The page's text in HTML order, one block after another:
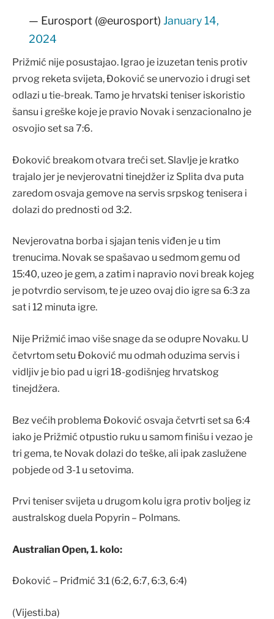
— Eurosport (@eurosport) January 14,
2024
Prižmić nije posustajao. Igrao je izuzetan tenis protiv
prvog reketa svijeta, Đoković se unervozio i drugi set
odlazi u tie-break. Tamo je hrvatski teniser iskoristio
šansu i greške koje je pravio Novak i senzacionalno je
osvojio set sa 7:6.
Đoković breakom otvara treći set. Slavlje je kratko
trajalo jer je nevjerovatni tinejdžer iz Splita dva puta
zaredom osvaja gemove na servis srpskog tenisera i
dolazi do prednosti od 3:2.
Nevjerovatna borba i sjajan tenis viđen je u tim
trenucima. Novak se spašavao u sedmom gemu od
15:40, uzeo je gem, a zatim i napravio novi break kojeg
je potvrdio servisom, te je uzeo ovaj dio igre sa 6:3 za
sat i 12 minuta igre.
Nije Prižmić imao više snage da se odupre Novaku. U
četvrtom setu Đoković mu odmah oduzima servis i
vidljiv je bio pad u igri 18-godišnjeg hrvatskog
tinejdžera.
Bez većih problema Đoković osvaja četvrti set sa 6:4
iako je Prižmić otpustio ruku u samom finišu i vezao je
tri gema, te Novak dolazi do teške, ali ipak zaslužene
pobjede od 3-1 u setovima.
Prvi teniser svijeta u drugom kolu igra protiv boljeg iz
australskog duela Popyrin – Polmans.
Australian Open, 1. kolo:
Đoković – Priđmić 3:1 (6:2, 6:7, 6:3, 6:4)
(Vijesti.ba)